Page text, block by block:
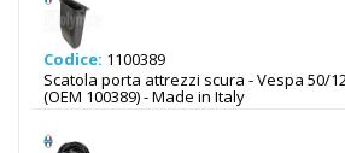
Codice: 1100389
Scatola porta attrezzi scura - Vespa 50/
(OEM 100389) - Made in Italy